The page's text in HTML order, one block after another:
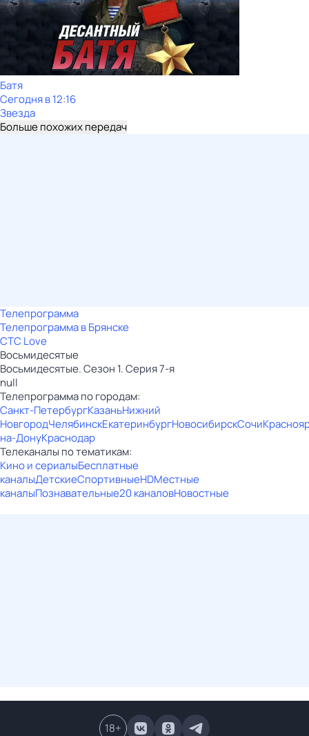
Батя
Сегодня в 12:16
Звезда
Больше похожих передач
Телепрограмма
Телепрограмма в Брянске
СТС Love
Восьмидесятые
Восьмидесятые. Сезон 1. Серия 7-я
null
Телепрограмма по городам:
Санкт-ПетербургКазаньНижний
НовгородЧелябинскЕкатеринбургНовосибирскСочи
на-ДонуКраснодар
Телеканалы по тематикам:
Кино и сериалыБесплатные
каналыДетскиеСпортивныеHDМестные
каналыПознавательные20 каналовНовостные
18+